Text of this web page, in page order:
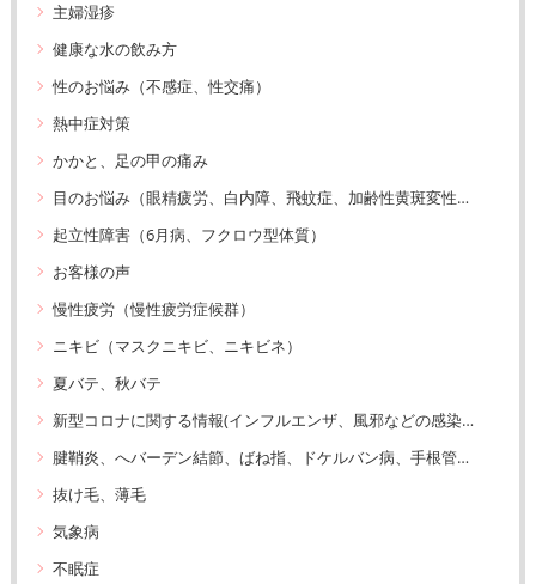
主婦湿疹
健康な水の飲み方
性のお悩み（不感症、性交痛）
熱中症対策
かかと、足の甲の痛み
目のお悩み（眼精疲労、白内障、飛蚊症、加齢性黄斑変性、緑内障）
起立性障害（6月病、フクロウ型体質）
お客様の声
慢性疲労（慢性疲労症候群）
ニキビ（マスクニキビ、ニキビネ）
夏バテ、秋バテ
新型コロナに関する情報(インフルエンザ、風邪などの感染症予防も含みます）
腱鞘炎、へバーデン結節、ばね指、ドケルバン病、手根管症候群、リウマチ
抜け毛、薄毛
気象病
不眠症